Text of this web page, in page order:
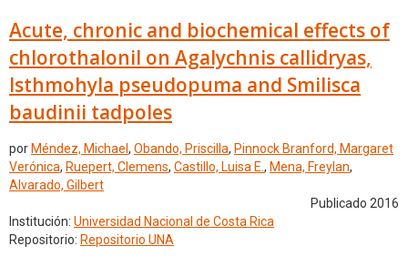
Acute, chronic and biochemical effects of
chlorothalonil on Agalychnis callidryas,
Isthmohyla pseudopuma and Smilisca
baudinii tadpoles
por Méndez, Michael , Obando, Priscilla, Pinnock Branford, Margaret
Verónica, Ruepert, Clemens, Castillo, Luisa E., Mena, Freylan,
Alvarado, Gilbert
Publicado 2016
Institución: Universidad Nacional de Costa Rica
Repositorio: Repositorio UNA